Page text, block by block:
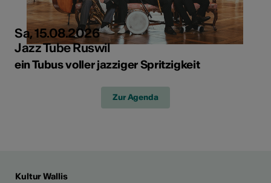
Sa, 15.08.2026
Jazz Tube Ruswil
ein Tubus voller jazziger Spritzigkeit
Zur Agenda
Kultur Wallis